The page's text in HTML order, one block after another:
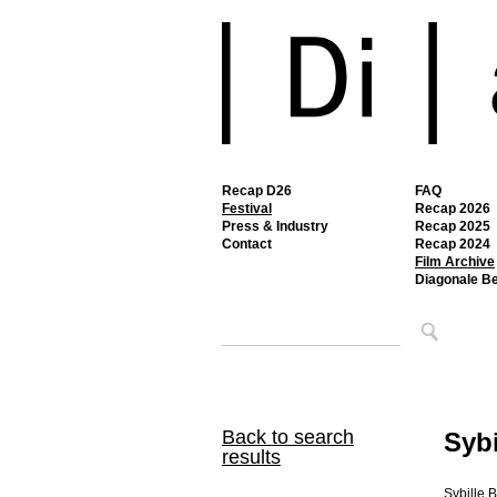
Recap D26
Festival
FAQ
Recap 2026
Recap 2025
Recap 2024
Film Archive
Diagonale
Press & Industry
Contact
Back to search
results
Sybille